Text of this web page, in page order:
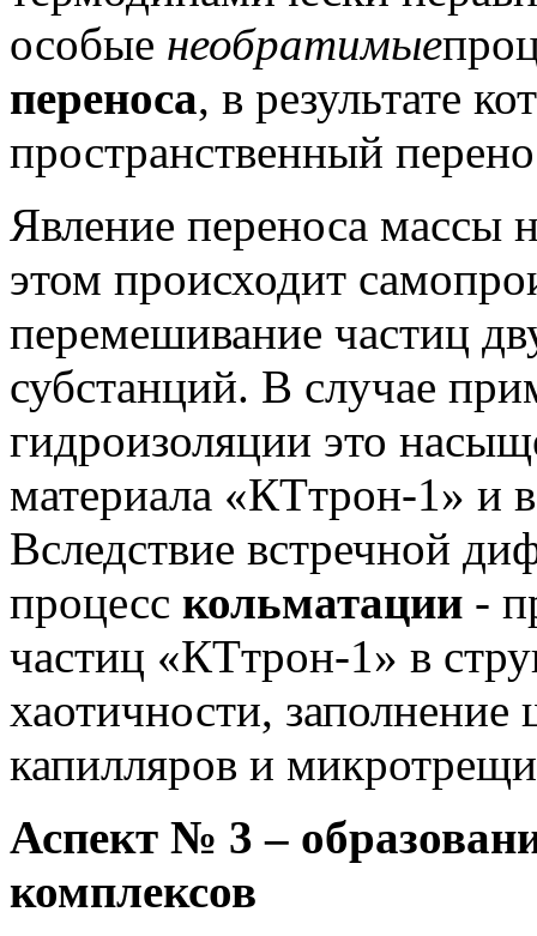
особые необратимые
переноса, в результате
пространственный
Явление переноса массы
этом происходит
перемешивание частиц
субстанций. В случае
гидроизоляции это
материала «КТтрон-1» и
Вследствие встречной
процесс кольматации -
частиц «КТтрон-1» в
хаотичности,
капилляров и
Аспект № 3 –
комплексов